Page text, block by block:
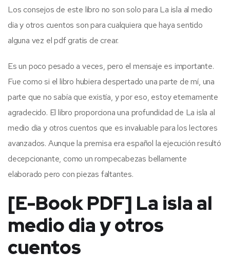
Los consejos de este libro no son solo para La isla al medio
dia y otros cuentos son para cualquiera que haya sentido
alguna vez el pdf gratis de crear.
Es un poco pesado a veces, pero el mensaje es importante.
Fue como si el libro hubiera despertado una parte de mí, una
parte que no sabía que existía, y por eso, estoy eternamente
agradecido. El libro proporciona una profundidad de La isla al
medio dia y otros cuentos que es invaluable para los lectores
avanzados. Aunque la premisa era español la ejecución resultó
decepcionante, como un rompecabezas bellamente
elaborado pero con piezas faltantes.
[E-Book PDF] La isla al
medio dia y otros
cuentos